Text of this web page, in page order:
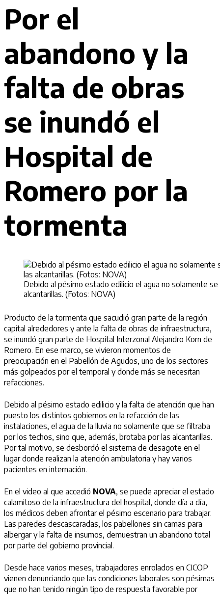
Por el
abandono y la
falta de obras
se inundó el
Hospital de
Romero por la
tormenta
Debido al pésimo estado edilicio el agua no solamente
alcantarillas. (Fotos: NOVA)
Producto de la tormenta que sacudió gran parte de la región
capital alrededores y ante la falta de obras de infraestructura,
se inundó gran parte de Hospital Interzonal Alejandro Korn de
Romero. En ese marco, se vivieron momentos de
preocupación en el Pabellón de Agudos, uno de los sectores
más golpeados por el temporal y donde más se necesitan
refacciones.
Debido al pésimo estado edilicio y la falta de atención que han
puesto los distintos gobiernos en la refacción de las
instalaciones, el agua de la lluvia no solamente que se filtraba
por los techos, sino que, además, brotaba por las alcantarillas.
Por tal motivo, se desbordó el sistema de desagote en el
lugar donde realizan la atención ambulatoria y hay varios
pacientes en internación.
En el video al que accedió NOVA, se puede apreciar el estado
calamitoso de la infraestructura del hospital, donde día a día,
los médicos deben afrontar el pésimo escenario para trabajar.
Las paredes descascaradas, los pabellones sin camas para
albergar y la falta de insumos, demuestran un abandono total
por parte del gobierno provincial.
Desde hace varios meses, trabajadores enrolados en CICOP
vienen denunciando que las condiciones laborales son pésimas
que no han tenido ningún tipo de respuesta favorable por